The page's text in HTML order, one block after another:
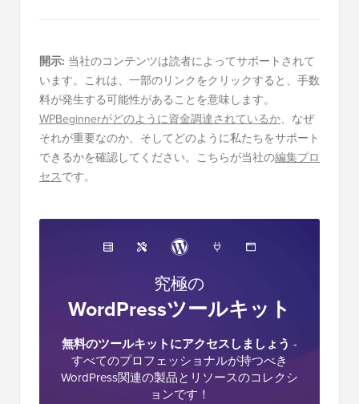
開示: 当社のコンテンツは読者によってサポートされて
います。これは、一部のリンクをクリックすると、手数
料が発生する可能性があることを意味します。
WPBeginnerがどのように資金調達されているか、なぜ
それが重要なのか、そしてどのように私たちをサポート
できるかを確認してください。こちらが当社の編集プロ
セスです。
究極の
WordPressツールキット
無料のツールキットにアクセスしましょう -
すべてのプロフェッショナルが持つべき
WordPress関連の製品とリソースのコレクシ
ョンです！